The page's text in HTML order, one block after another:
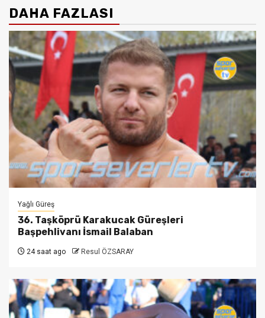
DAHA FAZLASI
Yağlı Güreş
36. Taşköprü Karakucak Güreşleri
Başpehlivanı İsmail Balaban
24 saat ago Resul ÖZSARAY